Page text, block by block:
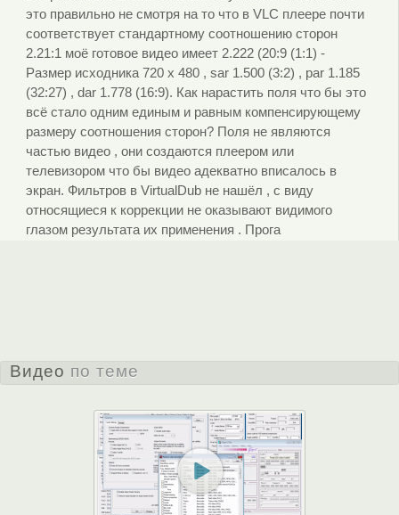
это правильно не смотря на то что в VLC плеере почти
соответствует стандартному соотношению сторон
2.21:1 моё готовое видео имеет 2.222 (20:9 (1:1) -
Размер исходника 720 х 480 , sar 1.500 (3:2) , par 1.185
(32:27) , dar 1.778 (16:9). Как нарастить поля что бы это
всё стало одним единым и равным компенсирующему
размеру соотношения сторон? Поля не являются
частью видео , они создаются плеером или
телевизором что бы видео адекватно вписалось в
экран. Фильтров в VirtualDub не нашёл , с виду
относящиеся к коррекции не оказывают видимого
глазом результата их применения . Прога
Видео по теме